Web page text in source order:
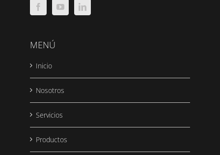
MENÚ
Inicio
Nosotros
Servicios
Productos